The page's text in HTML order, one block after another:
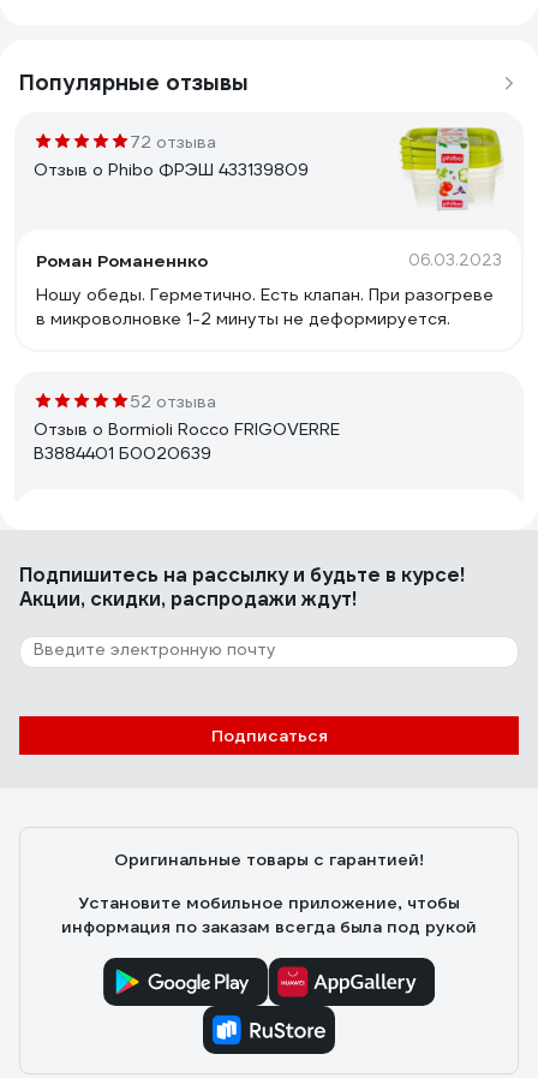
Популярные отзывы
72 отзыва
Отзыв о Phibo ФРЭШ 433139809
Роман Романеннко 06.03.2023
Ношу обеды. Герметично. Есть клапан. При разогреве
в микроволновке 1-2 минуты не деформируется.
52 отзыва
Отзыв о Bormioli Rocco FRIGOVERRE
B3884401 Б0020639
3 отзыва
Отзыв о Martika Маджико С418
Евгений Б. 20.11.2024
Изготовлено качественно. Пластик не хрупкий. Удобна
Подпишитесь на рассылкуи будьте в курсе!
Акции, скидки, распродажи ждут!
Подписаться
Оригинальные товары с гарантией!
Установите мобильное приложение, чтобы
информация по заказам всегда была под рукой